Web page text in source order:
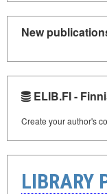
New
ELIB.FI -
Create your author's
LIBRARY